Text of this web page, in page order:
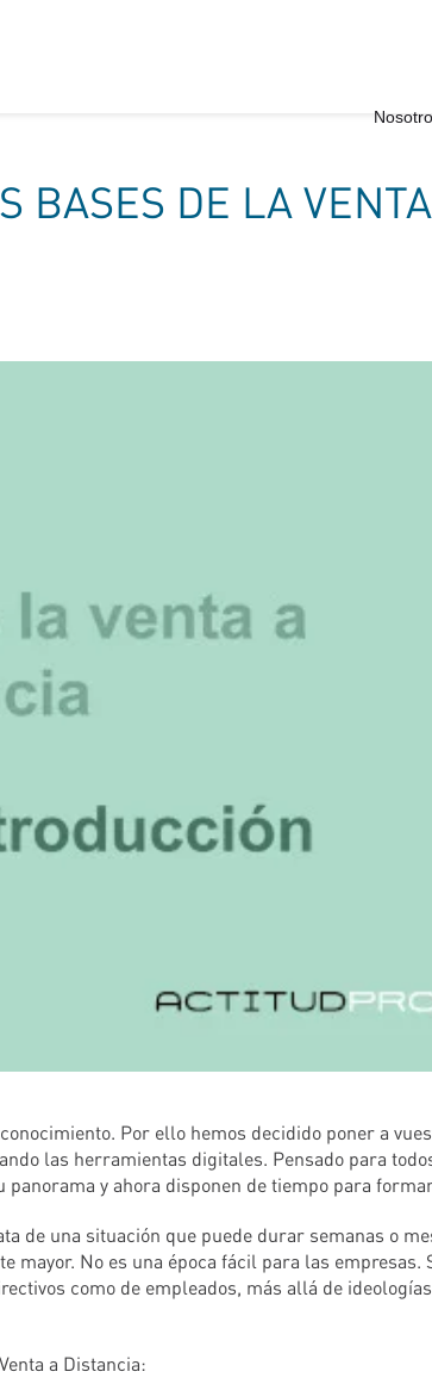
BASES DE LA
Por ello hemos decidido poner a
las herramientas digitales. Pensado para
y ahora disponen de tiempo para
de una situación que puede durar semanas o
No es una época fácil para las empresas.
como de empleados, más allá de
a Distancia: